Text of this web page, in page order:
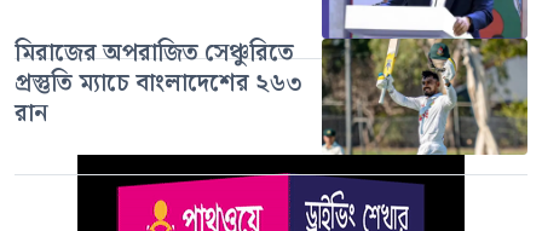
মিরাজের অপরাজিত সেঞ্চুরিতে
প্রস্তুতি ম্যাচে বাংলাদেশের ২৬৩
রান